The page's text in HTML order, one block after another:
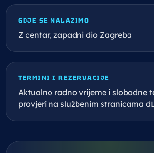
GDJE SE NALAZIMO
Z centar, zapadni dio Zagreba
TERMINI I REZERVACIJE
Aktualno radno vrijeme i slobodne
provjeri na službenim stranicama